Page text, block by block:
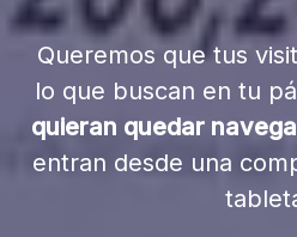
Queremos que tus
lo que buscan en tu
quieran quedar
entran desde una